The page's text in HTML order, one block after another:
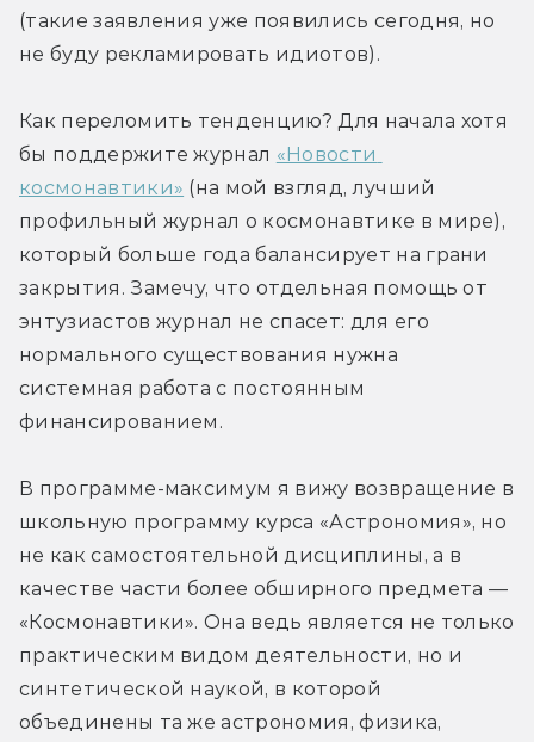
(такие заявления уже появились сегодня, но
не буду рекламировать идиотов).
Как переломить тенденцию? Для начала хотя
бы поддержите журнал «Новости
космонавтики» (на мой взгляд, лучший
профильный журнал о космонавтике в мире),
который больше года балансирует на грани
закрытия. Замечу, что отдельная помощь от
энтузиастов журнал не спасет: для его
нормального существования нужна
системная работа с постоянным
финансированием.
В программе-максимум я вижу возвращение в
школьную программу курса «Астрономия», но
не как самостоятельной дисциплины, а в
качестве части более обширного предмета —
«Космонавтики». Она ведь является не только
практическим видом деятельности, но и
синтетической наукой, в которой
объединены та же астрономия, физика,